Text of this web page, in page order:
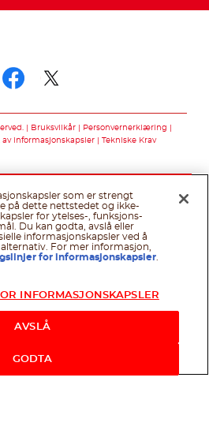
Bruksvilkår
Personvernerklæring
informasjonskapsler
Tekniske Krav
som er strengt
på dette nettstedet og ikke-
for ytelses-, funksjons-
Du kan godta, avslå eller
informasjonskapsler ved å
For mer informasjon,
for informasjonskapsler
INFORMASJONSKAPSLER
AVSLÅ
GODTA